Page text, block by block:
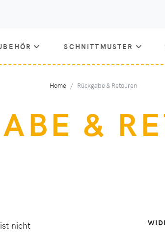
SCHNITTMUSTER
Home Rückgabe & Retouren
&
nicht